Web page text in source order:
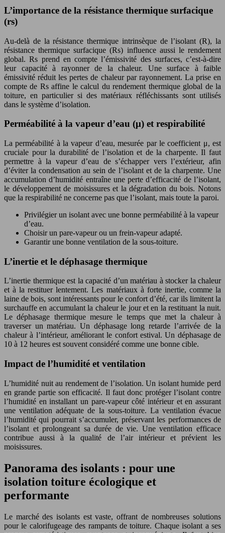
L’importance de la résistance thermique surfacique
(rs)
Au-delà de la résistance thermique intrinsèque de l’isolant (R), la
résistance thermique surfacique (Rs) influence aussi le rendement
global. Rs prend en compte l’émissivité des surfaces, c’est-à-dire
leur capacité à rayonner de la chaleur. Une surface à faible
émissivité réduit les pertes de chaleur par rayonnement. La prise en
compte de Rs affine le calcul du rendement thermique global de la
toiture, en particulier si des matériaux réfléchissants sont utilisés
dans le système d’isolation.
Perméabilité à la vapeur d’eau (μ) et respirabilité
La perméabilité à la vapeur d’eau, mesurée par le coefficient μ, est
cruciale pour la durabilité de l’isolation et de la charpente. Il faut
permettre à la vapeur d’eau de s’échapper vers l’extérieur, afin
d’éviter la condensation au sein de l’isolant et de la charpente. Une
accumulation d’humidité entraîne une perte d’efficacité de l’isolant,
le développement de moisissures et la dégradation du bois. Notons
que la respirabilité ne concerne pas que l’isolant, mais toute la paroi.
Privilégier un isolant avec une bonne perméabilité à la vapeur
d’eau.
Choisir un pare-vapeur ou un frein-vapeur adapté.
Garantir une bonne ventilation de la sous-toiture.
L’inertie et le déphasage thermique
L’inertie thermique est la capacité d’un matériau à stocker la chaleur
et à la restituer lentement. Les matériaux à forte inertie, comme la
laine de bois, sont intéressants pour le confort d’été, car ils limitent la
surchauffe en accumulant la chaleur le jour et en la restituant la nuit.
Le déphasage thermique mesure le temps que met la chaleur à
traverser un matériau. Un déphasage long retarde l’arrivée de la
chaleur à l’intérieur, améliorant le confort estival. Un déphasage de
10 à 12 heures est souvent considéré comme une bonne cible.
Impact de l’humidité et ventilation
L’humidité nuit au rendement de l’isolation. Un isolant humide perd
en grande partie son efficacité. Il faut donc protéger l’isolant contre
l’humidité en installant un pare-vapeur côté intérieur et en assurant
une ventilation adéquate de la sous-toiture. La ventilation évacue
l’humidité qui pourrait s’accumuler, préservant les performances de
l’isolant et prolongeant sa durée de vie. Une ventilation efficace
contribue aussi à la qualité de l’air intérieur et prévient les
moisissures.
Panorama des isolants : pour une
isolation toiture écologique et
performante
Le marché des isolants est vaste, offrant de nombreuses solutions
pour le calorifugeage des rampants de toiture. Chaque isolant a ses